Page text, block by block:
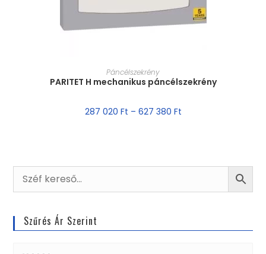
MÉRET VÁLASZTÁSA
Páncélszekrény
PARITET H mechanikus páncélszekrény
287 020 Ft – 627 380 Ft
Szűrés Ár Szerint